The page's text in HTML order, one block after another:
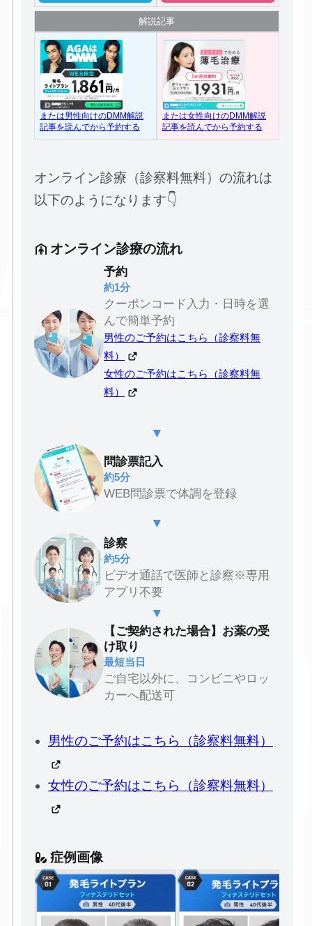
解説記事
または男性向けのDMM解説
記事を読んでから予約する
または女性向けのDMM解説
記事を読んでから予約する
オンライン診療（診察料無料）の流れは
以下のようになります👇
オンライン診療の流れ
予約
約1分
クーポンコード入力・日時を選
んで簡単予約
男性のご予約はこちら（診察料無
料）
女性のご予約はこちら（診察料無
料）
▼
問診票記入
約5分
WEB問診票で体調を登録
▼
診察
約5分
ビデオ通話で医師と診察※専用
アプリ不要
▼
【ご契約された場合】お薬の受
け取り
最短当日
ご自宅以外に、コンビニやロッ
カーへ配送可
男性のご予約はこちら（診察料無料）
女性のご予約はこちら（診察料無料）
症例画像